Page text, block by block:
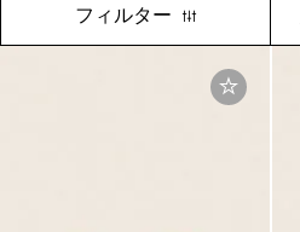
フィルター